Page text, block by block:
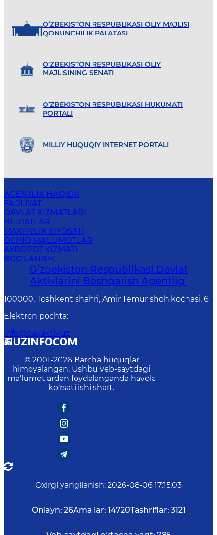
O’ZBEKISTON RESPUBLIKASI OLIY MAJLISI
QONUNCHILIK PALATASI
O'ZBEKISTON RESPUBLIKASI OLIY
MAJLISINING SENATI
O’ZBEKISTON RESPUBLIKASI HUKUMATI
PORTALI
MILLIY HUQUQIY INTERNET PORTALI
AGENTLIK HAQIDA
FAOLIYAT
DAVLAT XIZMATLARI
HUJJATLAR
MAXFIYLIK SIYOSATI
OCHIQ MA'LUMOTLAR
AXBOROT XIZMATI
BOG‘LANISH
Oʻzbekiston Respublikasi Davlat
Aktivlarini Boshqarish Agentligi
100000, Toshkent shahri, Amir Temur shoh ko`chasi, 6
Elektron pochta:
info@davaktiv.uz
© 2001-2026 Barcha huquqlar
himoyalangan. Ushbu veb-saytdagi
ma’lumotlardan foydalanganda havola
ko‘rsatilishi shart.
Oxirgi yangilanish: 2026-08-06 17:15:03
Onlayn: 26Amallar: 14720Tashriflar: 3121